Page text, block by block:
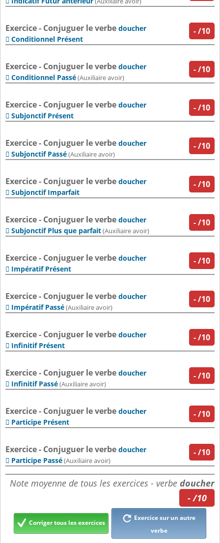
-/10
Exercice - Conjuguer le verbe doucher
 Conditionnel Présent
-/10
Exercice - Conjuguer le verbe doucher
 Conditionnel Passé(Auxiliaire avoir)
-/10
Exercice - Conjuguer le verbe doucher
 Subjonctif Présent
-/10
Exercice - Conjuguer le verbe doucher
 Subjonctif Passé(Auxiliaire avoir)
-/10
Exercice - Conjuguer le verbe doucher
 Subjonctif Imparfait
-/10
Exercice - Conjuguer le verbe doucher
 Subjonctif Plus que parfait(Auxiliaire avoir)
-/10
Exercice - Conjuguer le verbe doucher
 Impératif Présent
-/10
Exercice - Conjuguer le verbe doucher
 Impératif Passé(Auxiliaire avoir)
-/10
Exercice - Conjuguer le verbe doucher
 Infinitif Présent
-/10
Exercice - Conjuguer le verbe doucher
 Infinitif Passé(Auxiliaire avoir)
-/10
Exercice - Conjuguer le verbe doucher
 Participe Présent
-/10
Exercice - Conjuguer le verbe doucher
 Participe Passé(Auxiliaire avoir)
Note moyenne de tous les exercices - verbe doucher
- /10
Corriger tous les exercices
Exercice sur un autre
verbe